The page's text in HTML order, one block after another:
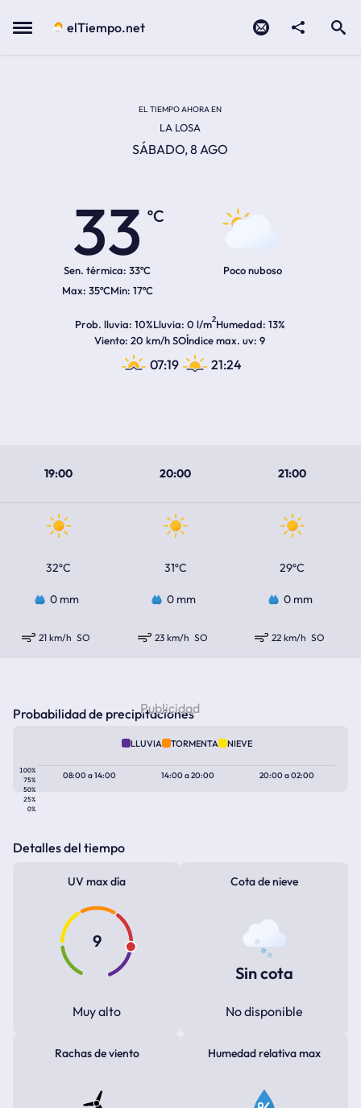
Menu elTiempo.net
EL TIEMPO AHORA EN
LA LOSA
SÁBADO, 8 AGO
33
ºC
Sen. térmica: 33ºC
35ºC 17ºC
Poco nuboso
Prob. lluvia 10%Lluvia 0 l/m2Humedad 13%
Viento 20 km/h SOÍndice max. uv 9
07:19 21:24
19:00 20:00 21:00
32ºC 31ºC 29ºC
0 mm 0 mm 0 mm
21 km/h SO 23 km/h SO 22 km/h SO
Probabilidad de precipitaciones
LLUVIA TORMENTA NIEVE
100%
75%
50%
25%
0%
08:00a14:00 14:00a20:00 20:00a02:00
Detalles del tiempo
UV max día
9
Muy alto
Cota de nieve
Sin cota
No disponible
Rachas de viento Humedad relativa max